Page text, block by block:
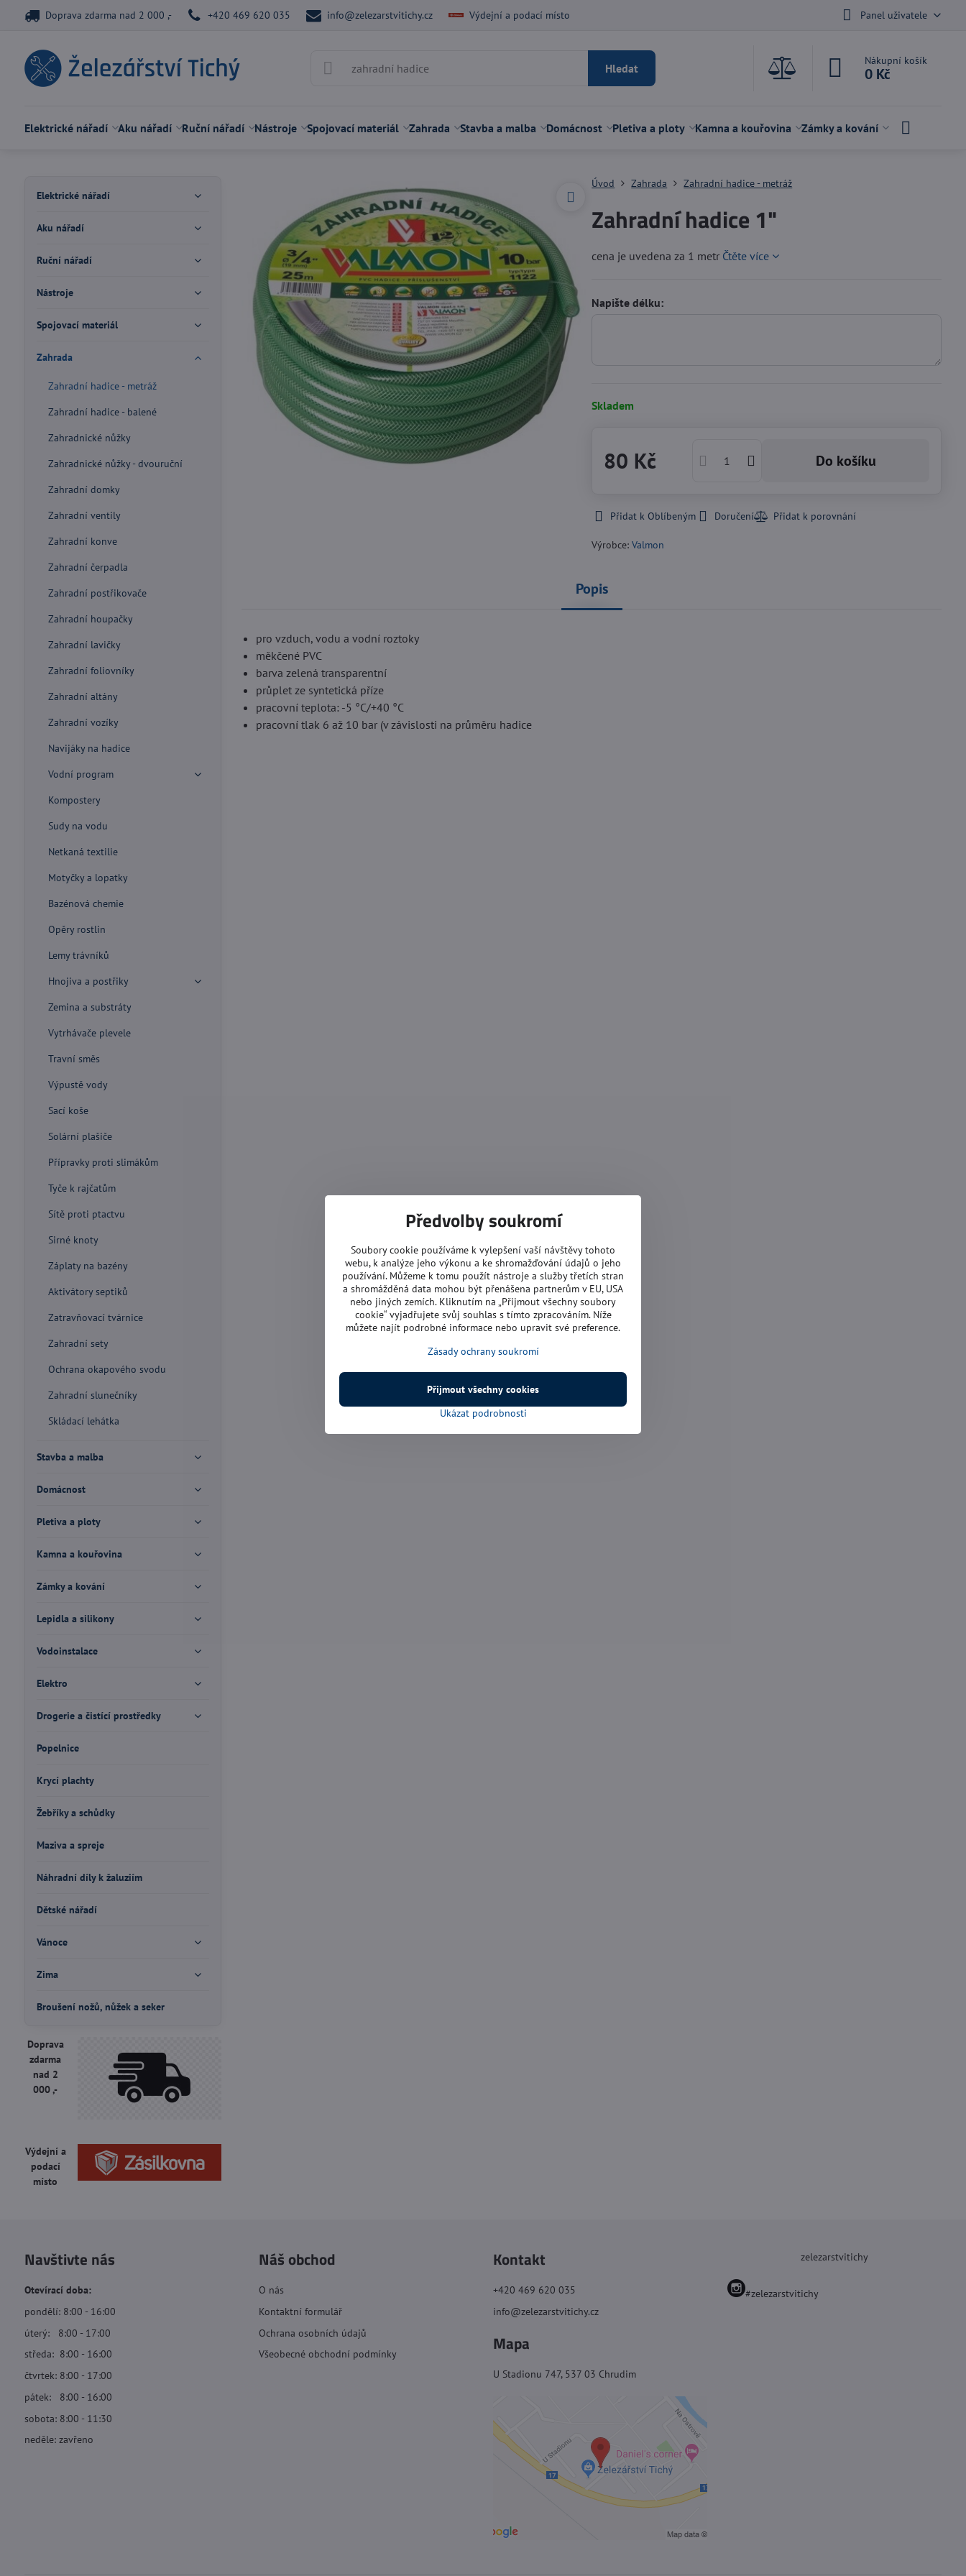
Doprava zdarma nad 2 000 ,- +420 469 620 035 info@zelezarstvitichy.cz Výdejní a podací místo Panel uživatele
Hledat
Nákupní košík
0 Kč
Elektrické nářadí Aku nářadí Ruční nářadí Nástroje Spojovací materiál Zahrada Stavba a malba Domácnost Pletiva a ploty Kamna a kouřovina Zámky a kování
Úvod Zahrada Zahradní hadice - metráž
Zahradní hadice 1"
cena je uvedena za 1 metr Čtěte více
Napište délku:
Skladem
80 Kč Do košíku
Přidat k Oblíbeným Doručení
Výrobce:Valmon
Popis
pro vzduch, vodu a vodní roztoky
měkčené PVC
barva zelená transparentní
průplet ze syntetická příze
pracovní teplota: -5 °C/+40 °C
pracovní tlak 6 až 10 bar (v závislosti na průměru hadice
Elektrické nářadí
Aku nářadí
Ruční nářadí
Nástroje
Spojovací materiál
Zahrada
Zahradní hadice - metráž
Zahradní hadice - balené
Zahradnické nůžky
Zahradnické nůžky - dvouruční
Zahradní domky
Zahradní ventily
Zahradní konve
Zahradní čerpadla
Zahradní postřikovače
Zahradní houpačky
Zahradní lavičky
Zahradní foliovníky
Zahradní altány
Zahradní vozíky
Navijáky na hadice
Vodní program
Kompostery
Sudy na vodu
Netkaná textilie
Motyčky a lopatky
Bazénová chemie
Opěry rostlin
Lemy trávníků
Hnojiva a postřiky
Zemina a substráty
Vytrhávače plevele
Travní směs
Výpustě vody
Sací koše
Solární plašiče
Přípravky proti slimákům
Tyče k rajčatům
Sítě proti ptactvu
Sirné knoty
Záplaty na bazény
Aktivátory septiků
Zatravňovací tvárnice
Zahradní sety
Ochrana okapového svodu
Zahradní slunečníky
Skládací lehátka
Stavba a malba
Domácnost
Pletiva a ploty
Kamna a kouřovina
Zámky a kování
Lepidla a silikony
Vodoinstalace
Elektro
Drogerie a čistící prostředky
Popelnice
Krycí plachty
Žebříky a schůdky
Maziva a spreje
Náhradní díly k žaluziím
Dětské nářadí
Vánoce
Zima
Broušení nožů, nůžek a seker
Doprava
zdarma
nad 2
000 ,-
Výdejní a
podací
místo
Navštivte nás
Otevírací doba:
pondělí: 8:00 - 16:00
úterý: 8:00 - 17:00
středa: 8:00 - 16:00
čtvrtek: 8:00 - 17:00
pátek: 8:00 - 16:00
sobota: 8:00 - 11:30
neděle: zavřeno
Náš obchod
O nás
Kontaktní formulář
Ochrana osobních údajů
Všeobecné obchodní podmínky
Kontakt
+420 469 620 035
info@zelezarstvitichy.cz
Mapa
U Stadionu 747, 537 03 Chrudim
zelezarstvitichy
#zelezarstvitichy
Předvolby soukromí
Soubory cookie používáme k vylepšení vaší návštěvy tohoto
webu, k analýze jeho výkonu a ke shromažďování údajů o jeho
používání. Můžeme k tomu použít nástroje a služby třetích stran
a shromážděná data mohou být přenášena partnerům v EU, USA
nebo jiných zemích. Kliknutím na „Přijmout všechny soubory
cookie“ vyjadřujete svůj souhlas s tímto zpracováním. Níže
můžete najít podrobné informace nebo upravit své preference.
Zásady ochrany soukromí
Ukázat podrobnosti
Přijmout všechny cookies